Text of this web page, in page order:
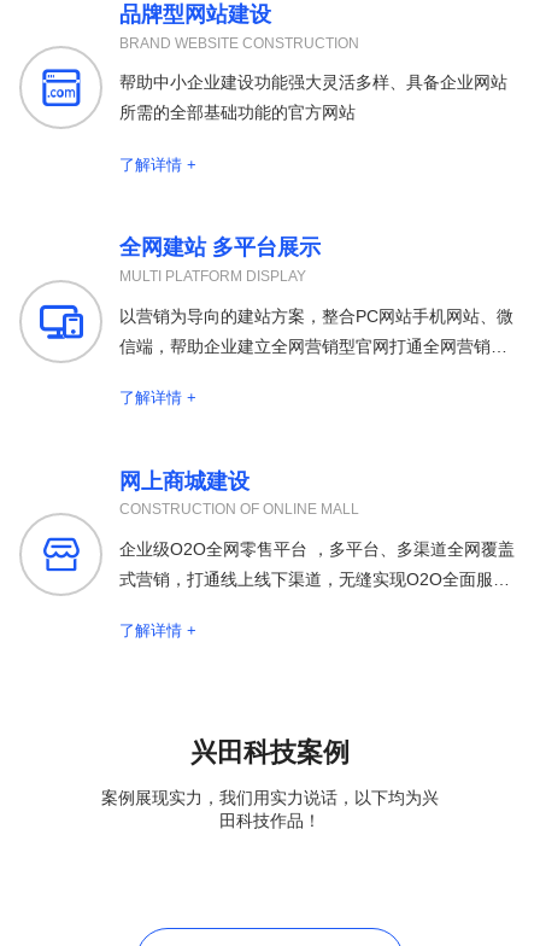

品牌型网站建设
BRAND WEBSITE CONSTRUCTION
帮助中小企业建设功能强大灵活多样、具备企业网站
所需的全部基础功能的官方网站
了解详情 +

全网建站 多平台展示
MULTI PLATFORM DISPLAY
以营销为导向的建站方案，整合PC网站手机网站、微
信端，帮助企业建立全网营销型官网打通全网营销渠
了解详情 +

网上商城建设
CONSTRUCTION OF ONLINE MALL
企业级O2O全网零售平台 ，多平台、多渠道全网覆盖
式营销，打通线上线下渠道，无缝实现O2O全面服务
了解详情 +
兴田科技案例
案例展现实力，我们用实力说话，以下均为兴
田科技作品！